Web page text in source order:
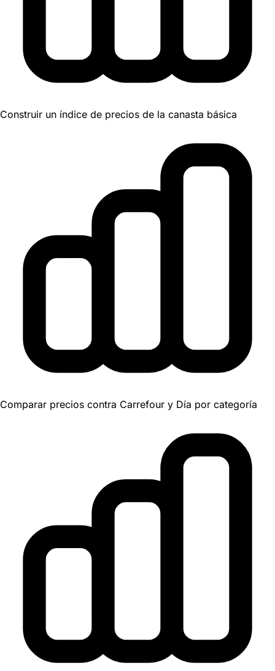
Construir un índice de precios de la canasta básica
Comparar precios contra Carrefour y Día por categoría